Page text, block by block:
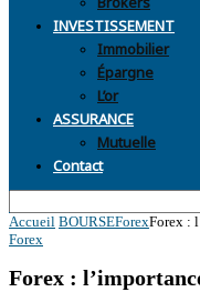
INVESTISSEMENT
Immobilier
Épargne
L’or
ASSURANCE
Mutuelle
Contact
Accueil BOURSEForexForex :
Forex
Forex :